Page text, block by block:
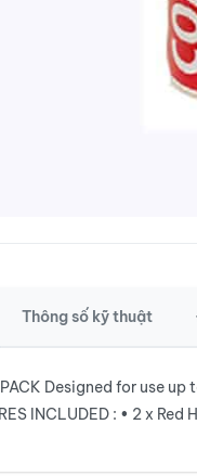
Thông số kỹ thuật
Designed for use
INCLUDED : • 2 x